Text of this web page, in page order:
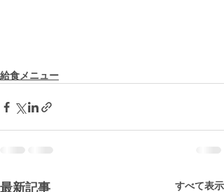
給食メニュー
最新記事 すべて表示